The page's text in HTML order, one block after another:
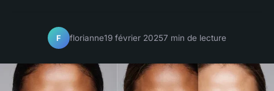
F florianne19 février 20257 min de lecture